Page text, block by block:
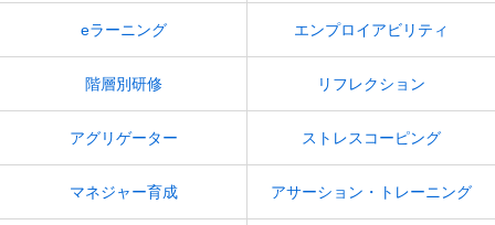
eラーニング エンプロイアビリティ
階層別研修 リフレクション
アグリゲーター ストレスコーピング
マネジャー育成 アサーション・トレーニング